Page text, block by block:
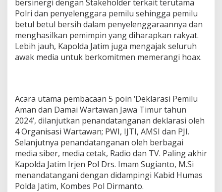
bersinergi dengan Stakeholder terkait terutama
Polri dan penyelenggara pemilu sehingga pemilu
betul betul bersih dalam penyelenggaraannya dan
menghasilkan pemimpin yang diharapkan rakyat.
Lebih jauh, Kapolda Jatim juga mengajak seluruh
awak media untuk berkomitmen memerangi hoax.
Acara utama pembacaan 5 poin ‘Deklarasi Pemilu
Aman dan Damai Wartawan Jawa Timur tahun
2024’, dilanjutkan penandatanganan deklarasi oleh
4 Organisasi Wartawan; PWI, IJTI, AMSI dan PJI.
Selanjutnya penandatanganan oleh berbagai
media siber, media cetak, Radio dan TV. Paling akhir
Kapolda Jatim Irjen Pol Drs. Imam Sugianto, M.Si
menandatangani dengan didampingi Kabid Humas
Polda Jatim, Kombes Pol Dirmanto.